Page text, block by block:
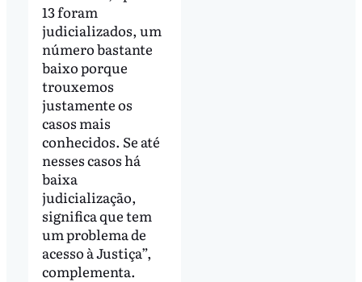
13 foram
judicializados, um
número bastante
baixo porque
trouxemos
justamente os
casos mais
conhecidos. Se até
nesses casos há
baixa
judicialização,
significa que tem
um problema de
acesso à Justiça”,
complementa.